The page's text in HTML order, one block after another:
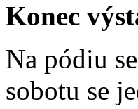
Konec
Na pódiu
sobotu se